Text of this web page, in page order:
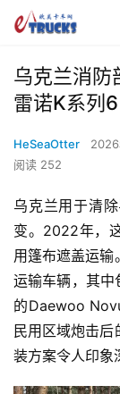
乌克兰消防
雷诺K系列
HeSeaOtter
阅读 252
乌克兰用于清
变。2022年，
用篷布遮盖运输
运输车辆，其
的Daewoo
民用区域炮击
装方案令人印象